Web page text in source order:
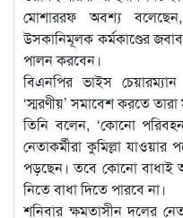
মোশাররফ অবশ্য
উসকানিমূলক কর্মকাণ্ডের জবাব
পালন করবেন।
বিএনপির ভাইস
‘স্মরণীয়’ সমাবেশ করতে তারা
তিনি বলেন, ‘কোনো
নেতাকর্মীরা কুমিল্লা
পড়ছেন। তবে কোনো বাধাই
নিতে বাধা দিতে পারবে না।
শনিবার ক্ষমতাসীন দলের